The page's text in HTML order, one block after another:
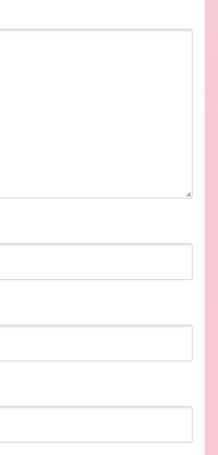
Batch Subtitle Indonesia
Crisis Batch Subtitle